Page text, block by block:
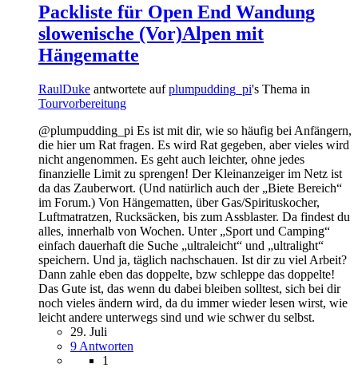
Packliste für Open End Wandung
slowenische (Vor)Alpen mit
Hängematte
RaulDuke antwortete aufplumpudding_pi's Thema in
Tourvorbereitung
@plumpudding_pi Es ist mit dir, wie so häufig bei Anfängern,
die hier um Rat fragen. Es wird Rat gegeben, aber vieles wird
nicht angenommen. Es geht auch leichter, ohne jedes
finanzielle Limit zu sprengen! Der Kleinanzeiger im Netz ist
da das Zauberwort. (Und natürlich auch der „Biete Bereich“
im Forum.) Von Hängematten, über Gas/Spirituskocher,
Luftmatratzen, Rucksäcken, bis zum Assblaster. Da findest du
alles, innerhalb von Wochen. Unter „Sport und Camping“
einfach dauerhaft die Suche „ultraleicht“ und „ultralight“
speichern. Und ja, täglich nachschauen. Ist dir zu viel Arbeit?
Dann zahle eben das doppelte, bzw schleppe das doppelte!
Das Gute ist, das wenn du dabei bleiben solltest, sich bei dir
noch vieles ändern wird, da du immer wieder lesen wirst, wie
leicht andere unterwegs sind und wie schwer du selbst.
29. Juli
9 Antworten
1